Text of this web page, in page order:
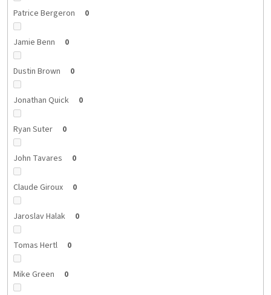
Patrice Bergeron 0
Jamie Benn 0
Dustin Brown 0
Jonathan Quick 0
Ryan Suter 0
John Tavares 0
Claude Giroux 0
Jaroslav Halak 0
Tomas Hertl 0
Mike Green 0